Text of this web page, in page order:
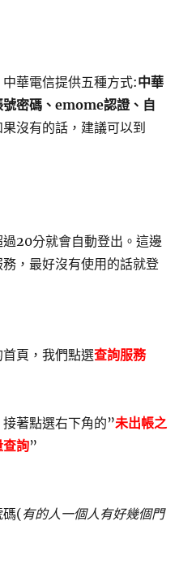
華電信提供五種方式:中華
密碼、emome認證、自
果沒有的話，建議可以到
20分就會自動登出。這邊
，最好沒有使用的話就登
頁，我們點選查詢服務
著點選右下角的”未出帳之
查詢”
碼(有的人一個人有好幾個門